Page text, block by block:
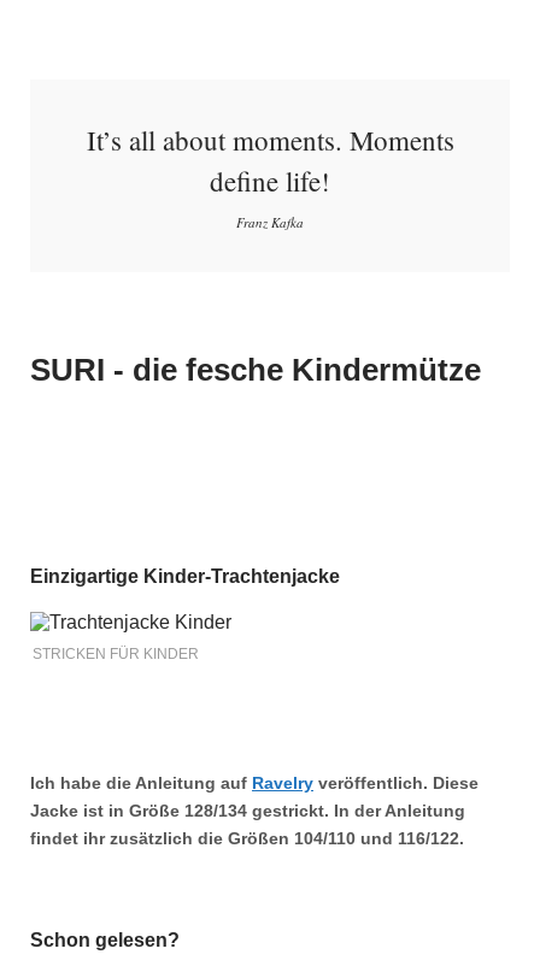
It’s all about moments. Moments
define life!
Franz Kafka
SURI - die fesche Kindermütze
Einzigartige Kinder-Trachtenjacke
STRICKEN FÜR KINDER
Ich habe die Anleitung auf Ravelry veröffentlich. Diese
Jacke ist in Größe 128/134 gestrickt. In der Anleitung
findet ihr zusätzlich die Größen 104/110 und 116/122.
Schon gelesen?